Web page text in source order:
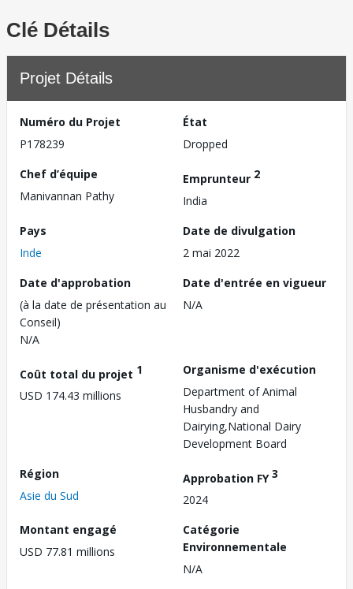
Clé Détails
Projet Détails
Numéro du Projet
P178239
État
Dropped
Chef d’équipe
Manivannan Pathy
Emprunteur 2
India
Pays
Inde
Date de divulgation
2 mai 2022
Date d'approbation
(à la date de présentation au
Conseil)
N/A
Date d'entrée en vigueur
N/A
Coût total du projet 1
USD 174.43 millions
Organisme d'exécution
Department of Animal
Husbandry and
Dairying,National Dairy
Development Board
Région
Asie du Sud
Approbation FY3
2024
Montant engagé
USD 77.81 millions
Catégorie
Environnementale
N/A